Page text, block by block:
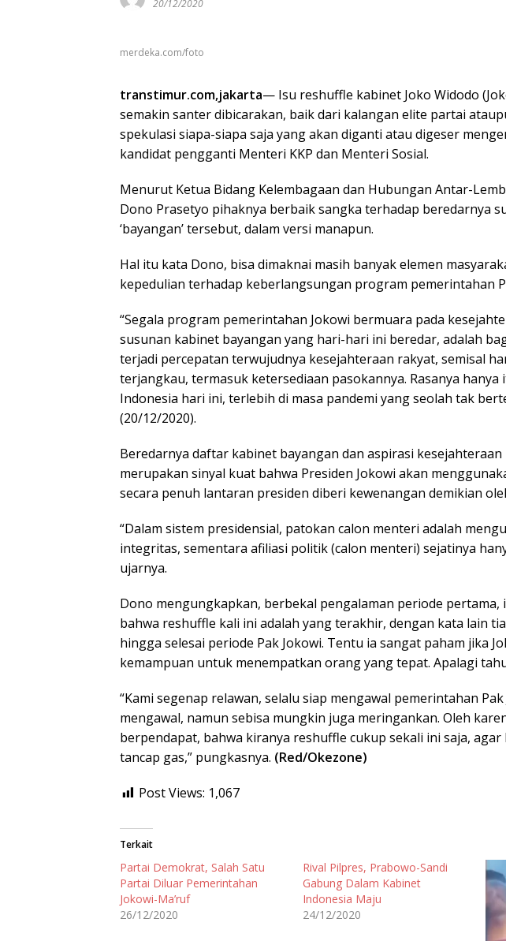
20/12/2020
merdeka.com/foto
transtimur.com,jakarta— Isu reshuffle kabinet Joko Widodo
semakin santer dibicarakan, baik dari kalangan elite partai
spekulasi siapa-siapa saja yang akan diganti atau digeser
kandidat pengganti Menteri KKP dan Menteri Sosial.
Menurut Ketua Bidang Kelembagaan dan Hubungan Antar-
Dono Prasetyo pihaknya berbaik sangka terhadap beredarnya
‘bayangan’ tersebut, dalam versi manapun.
Hal itu kata Dono, bisa dimaknai masih banyak elemen
kepedulian terhadap keberlangsungan program pemerintahan
“Segala program pemerintahan Jokowi bermuara pada
susunan kabinet bayangan yang hari-hari ini beredar, adalah
terjadi percepatan terwujudnya kesejahteraan rakyat, semisal
terjangkau, termasuk ketersediaan pasokannya. Rasanya
Indonesia hari ini, terlebih di masa pandemi yang seolah tak
(20/12/2020).
Beredarnya daftar kabinet bayangan dan aspirasi kesejahteraan
merupakan sinyal kuat bahwa Presiden Jokowi akan
secara penuh lantaran presiden diberi kewenangan demikian
“Dalam sistem presidensial, patokan calon menteri adalah
integritas, sementara afiliasi politik (calon menteri) sejatinya
ujarnya.
Dono mengungkapkan, berbekal pengalaman periode pertama,
bahwa reshuffle kali ini adalah yang terakhir, dengan kata lain
hingga selesai periode Pak Jokowi. Tentu ia sangat paham jika
kemampuan untuk menempatkan orang yang tepat. Apalagi
“Kami segenap relawan, selalu siap mengawal pemerintahan
mengawal, namun sebisa mungkin juga meringankan. Oleh
berpendapat, bahwa kiranya reshuffle cukup sekali ini saja, agar
tancap gas,” pungkasnya. (Red/Okezone)
Post Views: 1,067
Terkait
Partai Demokrat, Salah Satu
Partai Diluar Pemerintahan
Jokowi-Ma’ruf
26/12/2020
Rival Pilpres, Prabowo-Sandi
Gabung Dalam Kabinet
Indonesia Maju
24/12/2020